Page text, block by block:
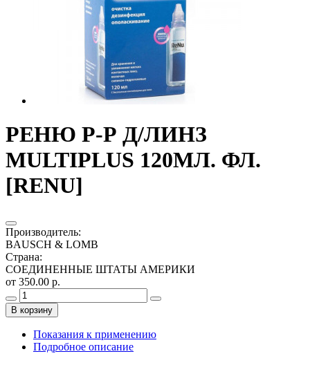
РЕНЮ Р-Р Д/ЛИНЗ
MULTIPLUS 120МЛ. ФЛ.
[RENU]
Производитель:
BAUSCH & LOMB
Страна:
СОЕДИНЕННЫЕ ШТАТЫ АМЕРИКИ
от 350.00 р.
В корзину
Показания к применению
Подробное описание